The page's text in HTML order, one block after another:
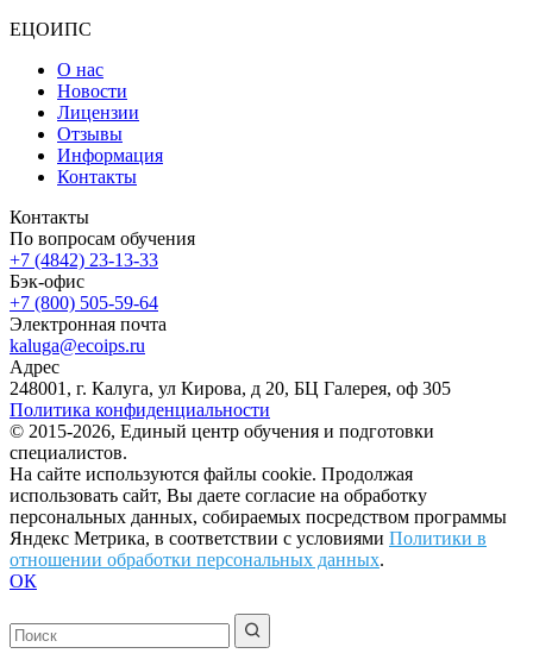
ЕЦОИПС
О нас
Новости
Лицензии
Отзывы
Информация
Контакты
Контакты
По вопросам обучения
+7 (4842) 23-13-33
Бэк-офис
+7 (800) 505-59-64
Электронная почта
kaluga@ecoips.ru
Адрес
248001, г. Калуга, ул Кирова, д 20, БЦ Галерея, оф 305
Политика конфиденциальности
© 2015-2026, Единый центр обучения и подготовки
специалистов.
На сайте используются файлы cookie. Продолжая
использовать сайт, Вы даете согласие на обработку
персональных данных, собираемых посредством программы
Яндекс Метрика, в соответствии с условиями Политики в
отношении обработки персональных данных.
ОК